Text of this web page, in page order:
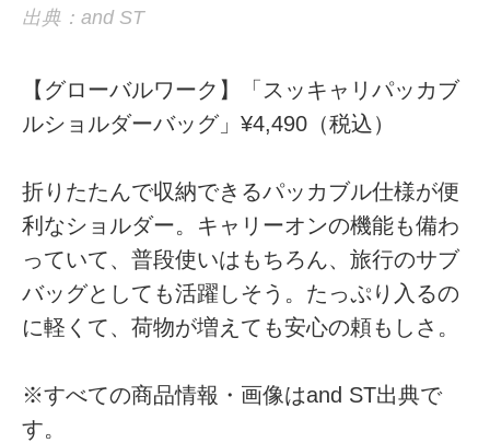
出典：and ST
【グローバルワーク】「スッキャリパッカブ
ルショルダーバッグ」¥4,490（税込）
折りたたんで収納できるパッカブル仕様が便
利なショルダー。キャリーオンの機能も備わ
っていて、普段使いはもちろん、旅行のサブ
バッグとしても活躍しそう。たっぷり入るの
に軽くて、荷物が増えても安心の頼もしさ。
※すべての商品情報・画像はand ST出典で
す。